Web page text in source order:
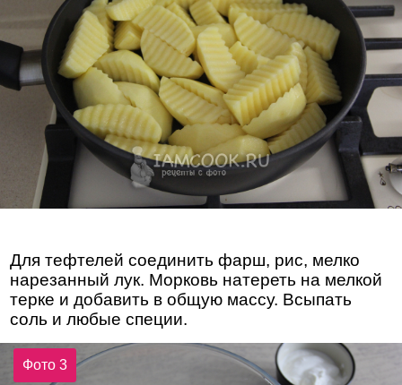
Для тефтелей соединить фарш, рис, мелко
нарезанный лук. Морковь натереть на мелкой
терке и добавить в общую массу. Всыпать
соль и любые специи.
Фото 3